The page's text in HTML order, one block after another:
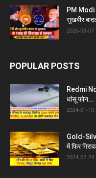
PM Modi
सुखबीर
2026-08-07
POPULAR POSTS
Redmi
धांसू फोन...
2024-01-10
Gold-
में फिर
2024-02-24